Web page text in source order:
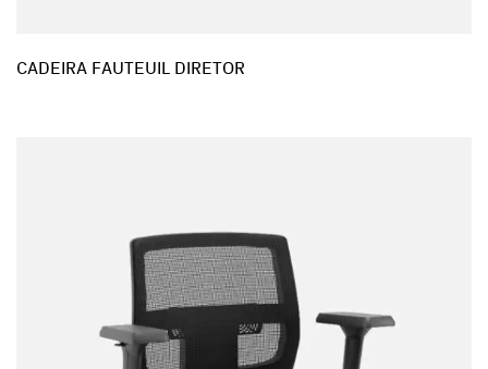
CADEIRA FAUTEUIL DIRETOR